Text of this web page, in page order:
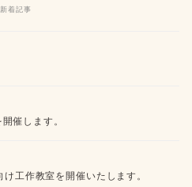
新着記事
催します。
工作教室を開催いたします。